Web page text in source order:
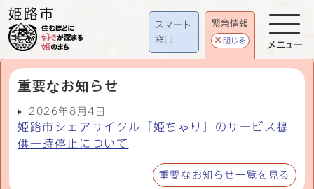
スマート
窓口
緊急情報
閉じる
重要なお知らせ
2026年8月4日
姫路市シェアサイクル「姫ちゃり」のサービス提
供一時停止について
重要なお知らせ一覧を見る
メニュー